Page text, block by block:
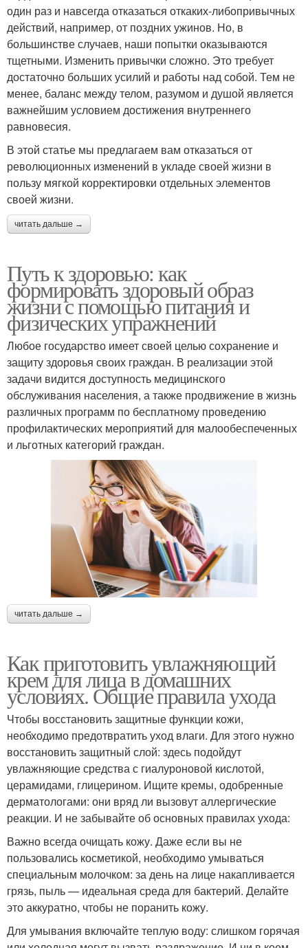
один раз и навсегда отказаться откаких-либопривычных
действий, например, от поздних ужинов. Но, в
большинстве случаев, наши попытки оказываются
тщетными. Изменить привычки сложно. Это требует
достаточно больших усилий и работы над собой. Тем не
менее, баланс между телом, разумом и душой является
важнейшим условием достижения внутреннего
равновесия.
В этой статье мы предлагаем вам отказаться от
революционных изменений в укладе своей жизни в
пользу мягкой корректировки отдельных элементов
своей жизни.
читать дальше →
Путь к здоровью: как
формировать здоровый образ
жизни с помощью питания и
физических упражнений
Любое государство имеет своей целью сохранение и
защиту здоровья своих граждан. В реализации этой
задачи видится доступность медицинского
обслуживания населения, а также продвижение в жизнь
различных программ по бесплатному проведению
профилактических мероприятий для малообеспеченных
и льготных категорий граждан.
читать дальше →
Как приготовить увлажняющий
крем для лица в домашних
условиях. Общие правила ухода
Чтобы восстановить защитные функции кожи,
необходимо предотвратить уход влаги. Для этого нужно
восстановить защитный слой: здесь подойдут
увлажняющие средства с гиалуроновой кислотой,
церамидами, глицерином. Ищите кремы, одобренные
дерматологами: они вряд ли вызовут аллергические
реакции. И не забывайте об основных правилах ухода:
Важно всегда очищать кожу. Даже если вы не
пользовались косметикой, необходимо умываться
специальным молочком: за день на лице накапливается
грязь, пыль — идеальная среда для бактерий. Делайте
это аккуратно, чтобы не поранить кожу.
Для умывания включайте теплую воду: слишком горячая